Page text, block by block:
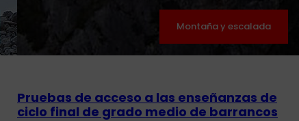
Montaña y escalada
Pruebas de acceso a las enseñanzas de
ciclo final de grado medio de barrancos